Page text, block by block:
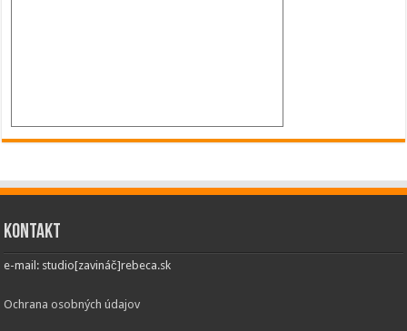
Kontakt
e-mail: studio[zavináč]rebeca.sk
Ochrana osobných údajov